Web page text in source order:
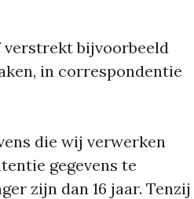
verstrekt bijvoorbeeld
in correspondentie
die wij verwerken
gegevens te
zijn dan 16 jaar. Tenzij